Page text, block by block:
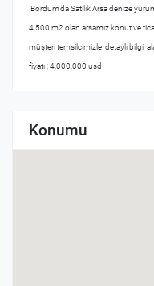
Bordum'da Satılık Arsa denize
4,500 m2 olan arsamız konut ve
müşteri temsilcimizle detaylı bilgi
fiyatı ; 4,000,000 usd
Konumu